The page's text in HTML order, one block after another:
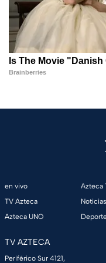
en vivo
TV Azteca
Azteca UNO
Azteca
Noticias
TV AZTECA
Periférico Sur 4121,